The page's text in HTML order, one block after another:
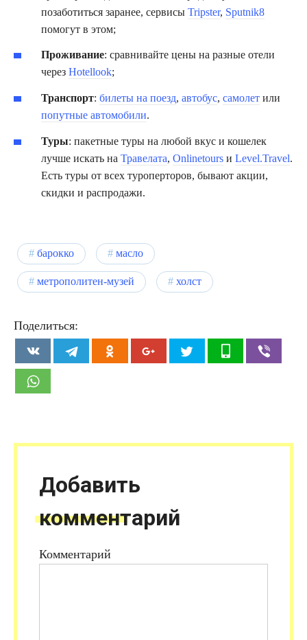
позаботиться заранее, сервисы Tripster, Sputnik8
помогут в этом;
Проживание: сравнивайте цены на разные отели
через Hotellook;
Транспорт: билеты на поезд, автобус, самолет или
попутные автомобили.
Туры: пакетные туры на любой вкус и кошелек
лучше искать на Травелата, Onlinetours и Level.Travel.
Есть туры от всех туроперторов, бывают акции,
скидки и распродажи.
барокко масло
метрополитен-музей холст
Поделиться:
Добавить
комментарий
Комментарий